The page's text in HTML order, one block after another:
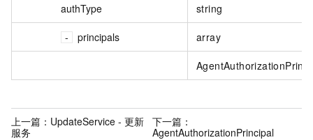
authType string
principals array
上一篇： UpdateService - 更新
服务
下一篇：
AgentAuthorizationPrincipal